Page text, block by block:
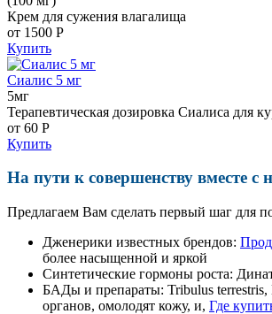
Крем для сужения влагалища
от 1500 Р
Купить
Сиалис 5 мг
5мг
Терапевтическая дозировка Сиалиса для
от 60 Р
Купить
На пути к совершенству вместе с
Предлагаем Вам сделать первый шаг для
Дженерики известных брендов:
более насыщенной и яркой
Синтетические гормоны роста:
БАДы и препараты: Tribulus
органов, омолодят кожу, и, Где